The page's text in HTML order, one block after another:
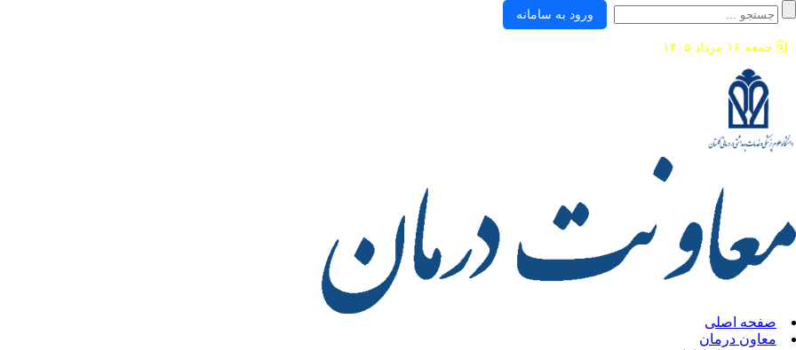
ورود به سامانه
🗓️ جمعه ۱۶ مرداد ۱۴۰۵
صفحه اصلی
معاون درمان